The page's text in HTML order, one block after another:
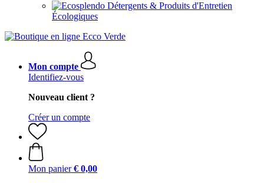
Détergents & Produits d'Entretien
Écologiques
Mon compte
Identifiez-vous
Nouveau client ?
Créer un compte
Mon panier € 0,00